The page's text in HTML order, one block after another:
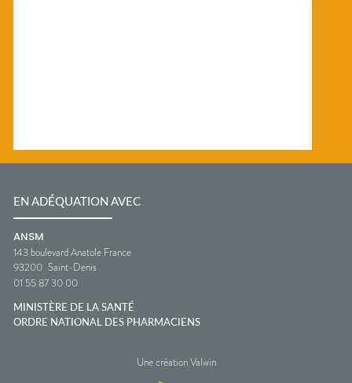
EN ADÉQUATION AVEC
ANSM
143 boulevard Anatole France
93200 Saint-Denis
01 55 87 30 00
MINISTÈRE DE LA SANTÉ
ORDRE NATIONAL DES PHARMACIENS
Une création Valwin